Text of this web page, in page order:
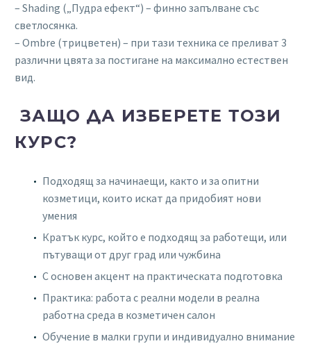
– Shading („Пудра ефект“) – финно запълване със
светлосянка.
– Ombre (трицветен) – при тази техника се преливат 3
различни цвята за постигане на максимално естествен
вид.
ЗАЩО ДА ИЗБЕРЕТЕ ТОЗИ
КУРС?
Подходящ за начинаещи, както и за опитни
козметици, които искат да придобият нови
умения
Кратък курс, който е подходящ за работещи, или
пътуващи от друг град или чужбина
С основен акцент на практическата подготовка
Практика: работа с реални модели в реална
работна среда в козметичен салон
Обучение в малки групи и индивидуално внимание